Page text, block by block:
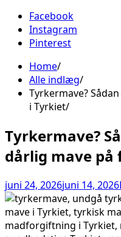
Facebook
Instagram
Pinterest
Home
Alle indlæg
Tyrkermave?
i Tyrkiet
Tyrkermave?
dårlig mave på
juni 24, 2026juni 14, 2026